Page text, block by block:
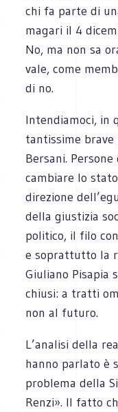
chi fa parte di
magari il 4
No, ma non sa
vale, come
di no.
Intendiamoci, in
tantissime brave
Bersani.
cambiare lo
direzione
della giustizia
politico, il filo
e soprattutto la
Giuliano Pisapia
chiusi: a tratti
non al futuro.
L’analisi della
hanno parlato è
problema della
Renzi». Il fatto